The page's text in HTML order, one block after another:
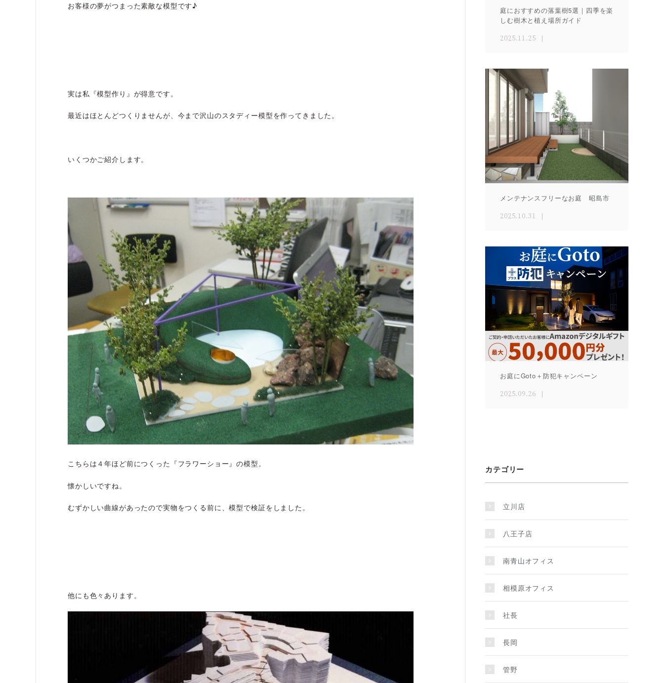
お客様の夢がつまった素敵な模型です♪
実は私『模型作り』が得意です。
最近はほとんどつくりませんが、今まで沢山のスタディー模型を作ってきました。
いくつかご紹介します。
こちらは４年ほど前につくった『フラワーショー』の模型。
懐かしいですね。
むずかしい曲線があったので実物をつくる前に、模型で検証をしました。
他にも色々あります。
庭におすすめの落葉樹5選｜四季を楽
しむ樹木と植え場所ガイド
2025.11.25
メンテナンスフリーなお庭 昭島市
2025.10.31
お庭にGoto＋防犯キャンペーン
2025.09.26
カテゴリー
立川店
八王子店
南青山オフィス
相模原オフィス
社長
長岡
管野